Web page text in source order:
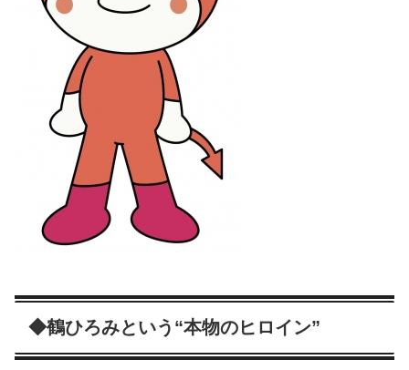
◆鶴ひろみという“本物のヒロイン”